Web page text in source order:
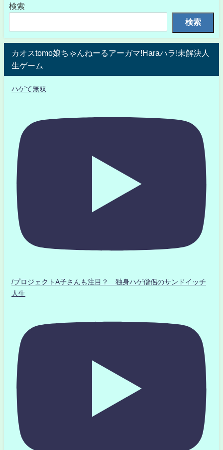
検索
検索
カオスtomo娘ちゃんねーるアーガマ!Haraハラ!未解決人
生ゲーム
ハゲて無双
/プロジェクトA子さんも注目？ 独身ハゲ僧侶のサンドイッチ
人生